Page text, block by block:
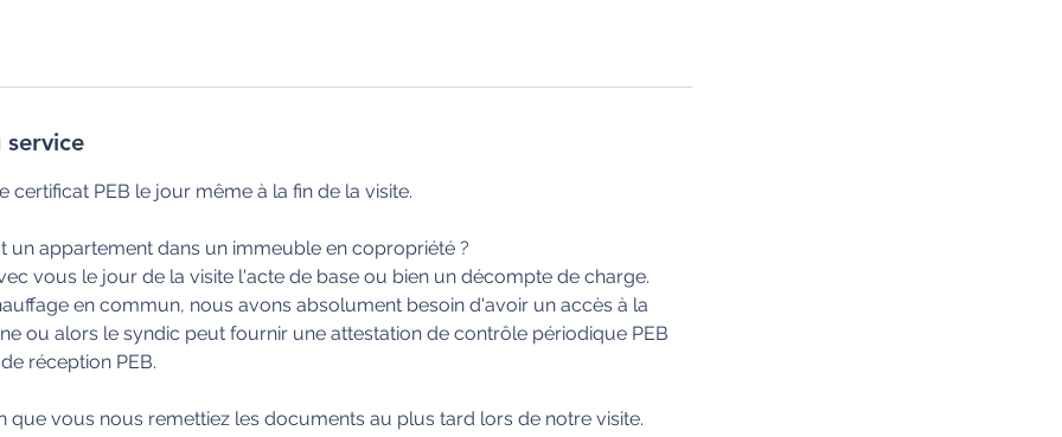
certificat PEB le jour même à la fin de la visite.
un appartement dans un immeuble en copropriété ?
vous le jour de la visite l'acte de base ou bien un décompte de charge.
en commun, nous avons absolument besoin d'avoir un accès à la
ou alors le syndic peut fournir une attestation de contrôle périodique PEB
réception PEB.
que vous nous remettiez les documents au plus tard lors de notre visite.